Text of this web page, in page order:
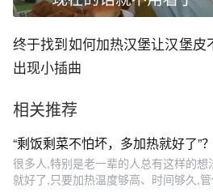
终于找到如何加热汉堡让汉堡皮
出现小插曲
相关推荐
“剩饭剩菜不怕坏，多加热就好了”
很多人,特别是老一辈的人总有这样的想
就好了,只要加热温度够高、时间够久,